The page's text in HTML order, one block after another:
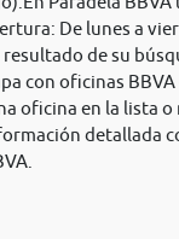
De lunes a
resultado de su
con oficinas
oficina en la lista o
detallada